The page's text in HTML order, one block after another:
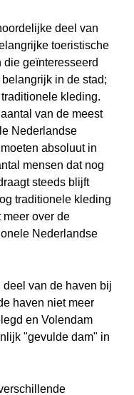
deel van
toeristische
die geïnteresseerd
in de stad;
kleding.
van de meest
Nederlandse
absoluut in
mensen dat nog
steeds blijft
traditionele kleding
meer over de
Nederlandse
van de haven bij
haven niet meer
en Volendam
"gevulde dam" in